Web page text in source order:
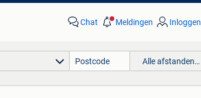
Chat Meldingen Inloggen
Alle afstanden…